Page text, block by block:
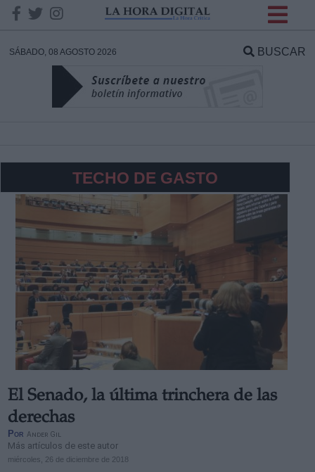
SÁBADO, 08 AGOSTO 2026 BUSCAR
TECHO DE GASTO
El Senado, la última trinchera de las
derechas
Por Ander Gil
Más artículos de este autor
miércoles, 26 de diciembre de 2018
DATOS
Responsable:
Datos tratados:
Legitimación:
Destinatarios:
Derechos: